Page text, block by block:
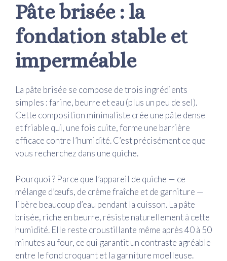
Pâte brisée : la
fondation stable et
imperméable
La pâte brisée se compose de trois ingrédients
simples : farine, beurre et eau (plus un peu de sel).
Cette composition minimaliste crée une pâte dense
et friable qui, une fois cuite, forme une barrière
efficace contre l’humidité. C’est précisément ce que
vous recherchez dans une quiche.
Pourquoi ? Parce que l’appareil de quiche — ce
mélange d’œufs, de crème fraîche et de garniture —
libère beaucoup d’eau pendant la cuisson. La pâte
brisée, riche en beurre, résiste naturellement à cette
humidité. Elle reste croustillante même après 40 à 50
minutes au four, ce qui garantit un contraste agréable
entre le fond croquant et la garniture moelleuse.